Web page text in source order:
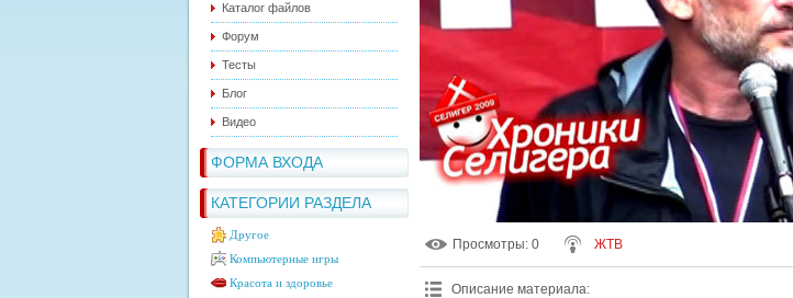
Каталог файлов
Форум
Тесты
Блог
Видео
ФОРМА ВХОДА
КАТЕГОРИИ РАЗДЕЛА
Другое
Компьютерные игры
Красота и здоровье
Просмотры: 0 ЖТВ
Описание материала: